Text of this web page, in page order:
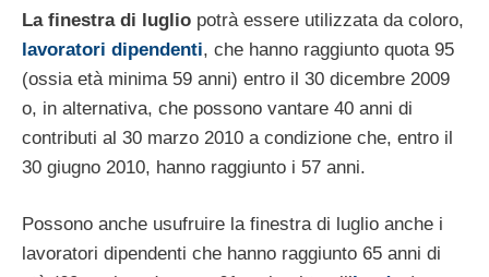
La finestra di luglio potrà essere utilizzata da coloro,
lavoratori dipendenti, che hanno raggiunto quota 95
(ossia età minima 59 anni) entro il 30 dicembre 2009
o, in alternativa, che possono vantare 40 anni di
contributi al 30 marzo 2010 a condizione che, entro il
30 giugno 2010, hanno raggiunto i 57 anni.
Possono anche usufruire la finestra di luglio anche i
lavoratori dipendenti che hanno raggiunto 65 anni di